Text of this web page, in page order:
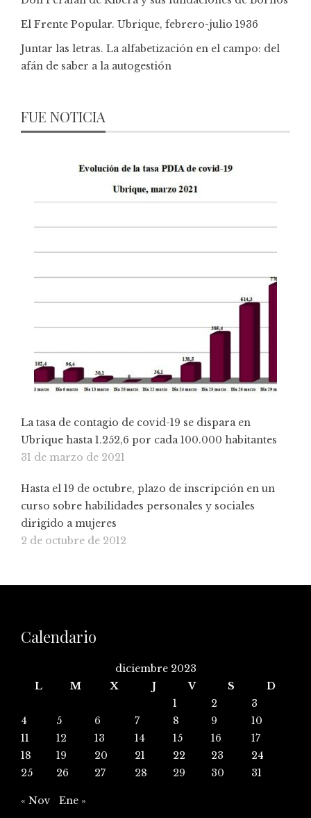
El Frente Popular. Ubrique, febrero-julio 1936
Juntar las letras. La alfabetización en el campo: del
afán de saber a la autogestión
FUE NOTICIA
La tasa de contagio de covid-19 se dispara en
Ubrique hasta 1.252,6 por cada 100.000 habitantes
31 de marzo de 2021
Hasta el 19 de octubre, plazo de inscripción en un
curso sobre habilidades personales y sociales
dirigido a mujeres
2 de octubre de 2012
Calendario
diciembre 2023
L
M X J V S
D
1
2
3
4
5 6 7 8 9
10
11
12 13 14 15 16
17
18
19 20 21 22 23
24
25
26 27 28 29 30 31
« Nov Ene »